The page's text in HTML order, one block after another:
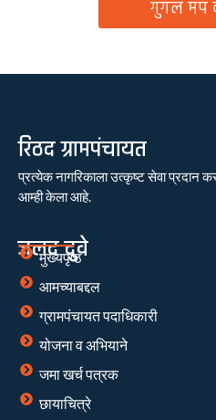
गुगल मॅप
रिठद ग्रामपंचायत
प्रत्येक नागरिकाला उत्कृष्ट सेवा प्रदान
आम्ही केला आहे.
जलद दुवे
मुख्यपृष्ठ
आमच्याबद्दल
ग्रामपंचायत पदाधिकारी
योजना व अभियाने
जमा खर्च पत्रक
छायाचित्रे